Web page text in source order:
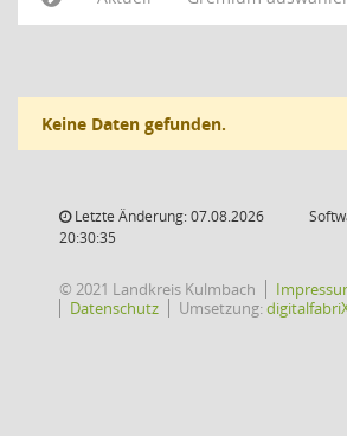
Keine Daten gefunden.
Letzte Änderung: 07.08.2026
20:30:35
© 2021 Landkreis Kulmbach
Datenschutz
Umsetzung: